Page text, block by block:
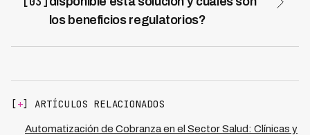
70% los costos de cobranza mientras mejoran
resultados, permitiendo que los equipos se enfoquen en
los beneficios regulatorios?
garantiza que instituciones de salud puedan
automatizar su cobranza manteniendo total
conformidad legal y protegiendo la información sensible
de pacientes, lo que es esencial en un sector altamente
[+] ARTÍCULOS RELACIONADOS
Automatización de Cobranza en el Sector Salud: Clínicas y